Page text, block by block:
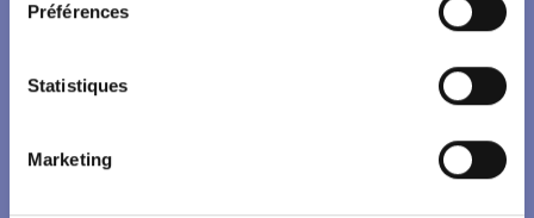
Préférences
Statistiques
Marketing
8 avenue de la Paix
Plan d’accès